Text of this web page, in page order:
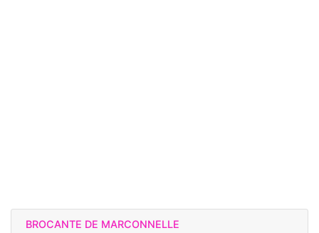
BROCANTE DE MARCONNELLE